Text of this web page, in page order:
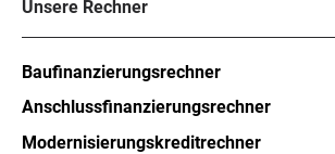
Unsere Rechner
Baufinanzierungsrechner
Anschlussfinanzierungsrechner
Modernisierungskreditrechner